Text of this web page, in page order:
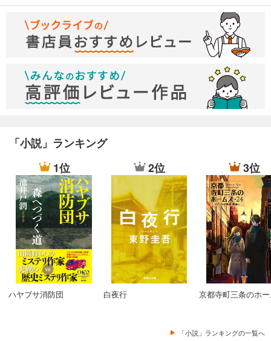
近藤史恵「遠くの縁側」
アムステルダム。未知の世界。いいなぁ。。コロッケ。
先輩の『なにかに急き立てられなくてもいい時間。…ほんの少
しだけ、…なにをするでもなく、空を眺めている時間。いつの
間にか、そんなものがとても贅沢になってしまった』
老後の不安で働き続けているけれど、給与が低くなっても優先
すべき事柄は沢山あるのだよなぁ。。
ちょっと違うけれど
気がめいってお家時間は何もできず、反対に会社スマホやノー
み明けの進捗状況やメールを気にしない性格になりたい。。
松村比呂美「糸島の塩」
歩合給やノルマの話を読むのはしんどい。。
唐津について調べている時に糸島の存在をしった。
こちらは変わったいきさつでの二人旅行の話。あ～、ぺーバー
ドライバーでなければ旅行もっと幅広がるのに。。
主人公のこれからの未来に期待したい！！
篠田真由美「もう一度花の下で」
函館。謎解き小説。
祖母の気持ち。。辛い。。笑子さんの選択は う～ん。。少し
でも歩み寄れていたのならいいのだけれど。。
のにロシアのウクライナ侵攻も衝撃であった。。
「小説」ランキング
1位
ハヤブサ消防団
2位
白夜行
3位
京都寺町三条のホ
「小説」ランキングの一覧へ